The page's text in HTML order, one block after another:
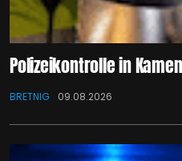
Polizeikontrolle in
BRETNIG 09.08.2026